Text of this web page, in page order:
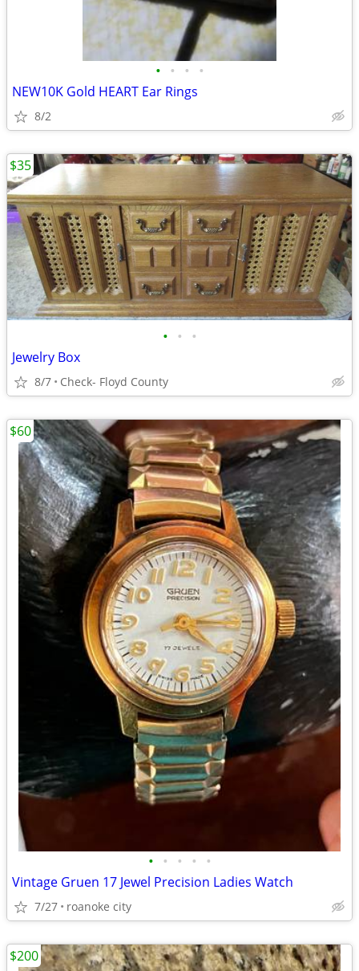
• • • •
NEW10K Gold HEART Ear Rings
8/2
• • •
Jewelry Box
8/7 Check- Floyd County
$35
• • • • •
Vintage Gruen 17 Jewel Precision Ladies Watch
7/27 roanoke city
$60
$200